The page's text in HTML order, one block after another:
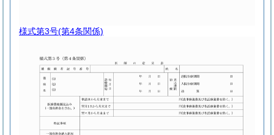
様式第3号(第4条関係)